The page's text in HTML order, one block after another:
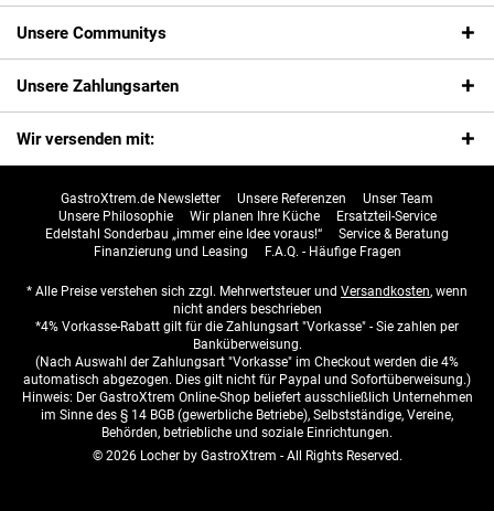
Unsere Communitys
Unsere Zahlungsarten
Wir versenden mit:
GastroXtrem.de Newsletter Unsere Referenzen
Unser Team
Unsere Philosophie
Wir planen Ihre Küche
Ersatzteil-Service
Edelstahl Sonderbau „immer eine Idee voraus!“
Service & Beratung
Finanzierung und Leasing
F.A.Q. - Häufige Fragen
* Alle Preise verstehen sich zzgl. Mehrwertsteuer und Versandkosten, wenn
nicht anders beschrieben
*4% Vorkasse-Rabatt gilt für die Zahlungsart "Vorkasse" - Sie zahlen per
Banküberweisung.
(Nach Auswahl der Zahlungsart "Vorkasse" im Checkout werden die 4%
automatisch abgezogen. Dies gilt nicht für Paypal und Sofortüberweisung.)
Hinweis: Der GastroXtrem Online-Shop beliefert ausschließlich Unternehmen
im Sinne des § 14 BGB (gewerbliche Betriebe), Selbstständige, Vereine,
Behörden, betriebliche und soziale Einrichtungen.
© 2026 Locher by GastroXtrem - All Rights Reserved.